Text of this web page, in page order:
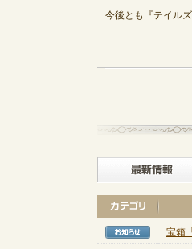
今後とも『テイル
【お
宝箱